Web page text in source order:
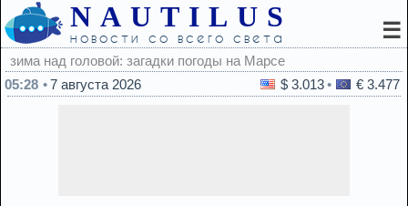
NAUTILUS
новости со всего света ☰
05:28
7 августа 2026 $ 3.013 € 3.477